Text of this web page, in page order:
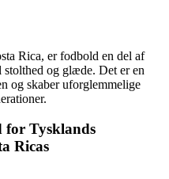
Rica, er fodbold en del af
og glæde. Det er en
og skaber uforglemmelige
for Tysklands
Ricas